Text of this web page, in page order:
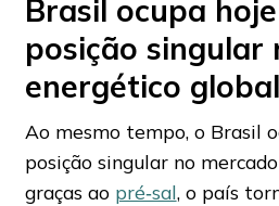
Brasil ocupa
posição singular
energético global
Ao mesmo tempo, o Brasil
posição singular no
graças ao pré‑sal, o país